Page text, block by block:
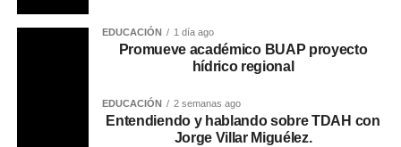
EDUCACIÓN 1 día ago
Promueve académico BUAP proyecto
hídrico regional
EDUCACIÓN 2 semanas ago
Entendiendo y hablando sobre TDAH con
Jorge Villar Miguélez.